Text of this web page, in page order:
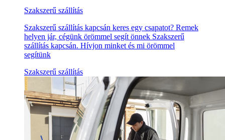
Szakszerű szállítás
Szakszerű szállítás kapcsán keres egy csapatot? Remek
helyen jár, cégünk örömmel segít önnek Szakszerű
szállítás kapcsán. Hívjon minket és mi örömmel
segítünk
Szakszerű szállítás